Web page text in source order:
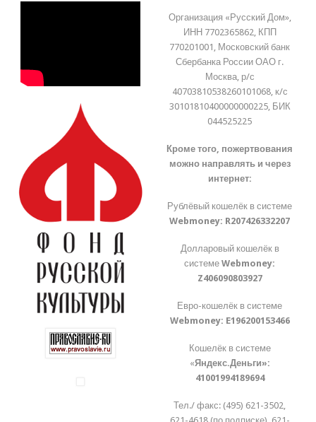
Организация «Русский Дом»,
ИНН 7702365862, КПП
770201001, Московский банк
Сбербанка России ОАО г.
Москва, р/с
40703810538260101068, к/с
30101810400000000225, БИК
044525225
Кроме того, пожертвования
можно направлять и через
интернет:
Рублёвый кошелёк в системе
Webmoney: R207426332207
Долларовый кошелёк в
системеWebmoney:
Z406090803927
Евро-кошелёк в системе
Webmoney: E196200153466
Кошелёк в системе
«Яндекс.Деньги»:
41001994189694
Тел./ факс: (495) 621-3502,